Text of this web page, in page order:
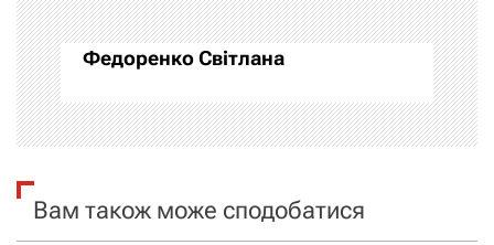
а
ц
і
Федоренко Світлана
Вам також може сподобатися